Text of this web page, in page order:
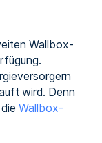
Wallbox-
wird. Denn
Wallbox-